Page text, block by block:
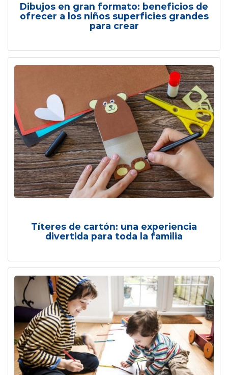
Dibujos en gran formato: beneficios de
ofrecer a los niños superficies grandes
para crear
Títeres de cartón: una experiencia
divertida para toda la familia